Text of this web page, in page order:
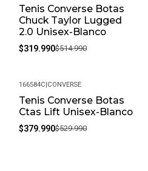
-38%
Tenis Converse Botas
Chuck Taylor Lugged
2.0 Unisex-Blanco
$319.990$514.990
-28%
166584C CONVERSE
Tenis Converse Botas
Ctas Lift Unisex-Blanco
$379.990$529.990